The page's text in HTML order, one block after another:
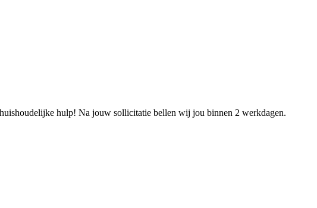
hulp! Na jouw sollicitatie bellen wij jou binnen 2 werkdagen.